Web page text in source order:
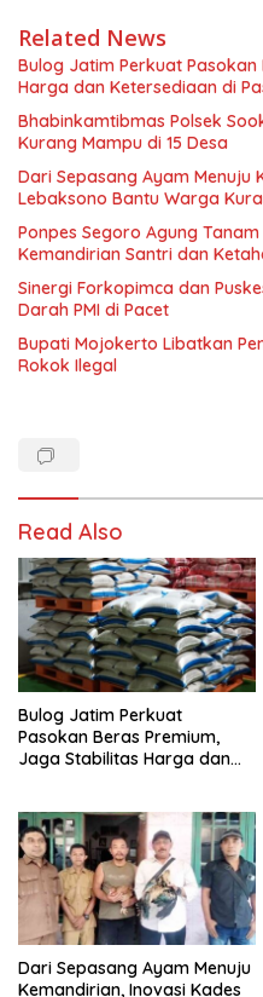
Related News
Bulog Jatim Perkuat
Harga dan Ketersediaan di
Bhabinkamtibmas Polsek
Kurang Mampu di 15 Desa
Dari Sepasang Ayam Menuju
Lebaksono Bantu Warga
Ponpes Segoro Agung
Kemandirian Santri dan
Sinergi Forkopimca dan
Darah PMI di Pacet
Bupati Mojokerto Libatkan
Rokok Ilegal
Read Also
Bulog Jatim Perkuat
Pasokan Beras Premium,
Jaga Stabilitas Harga dan
Dari Sepasang Ayam Menuju
Kemandirian, Inovasi Kades